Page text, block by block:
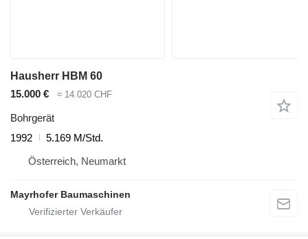
Hausherr HBM 60
15.000 €
≈ 14.020 CHF
Bohrgerät
1992
5.169 M/Std.
Österreich, Neumarkt
Mayrhofer Baumaschinen